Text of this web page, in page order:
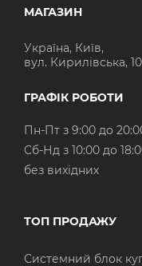
МАГАЗИН
Україна, Київ,
вул. Кирилівська,
ГРАФІК РОБОТИ
Пн-Пт з 9:00 до
Cб-Нд з 10:00 до
без вихідних
ТОП ПРОДАЖУ
Системний блок